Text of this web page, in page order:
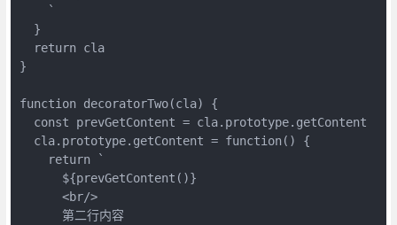
    `
  }
  return cla
}
function decoratorTwo(cla) {
  const prevGetContent = cla.prototype.getContent
  cla.prototype.getContent = function() {
    return `
      ${prevGetContent()}
      <br/>
      第二行内容